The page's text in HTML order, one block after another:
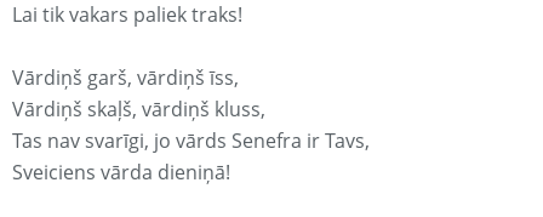
Lai tik vakars paliek traks!
Vārdiņš garš, vārdiņš īss,
Vārdiņš skaļš, vārdiņš kluss,
Tas nav svarīgi, jo vārds Senefra ir Tavs,
Sveiciens vārda dieniņā!